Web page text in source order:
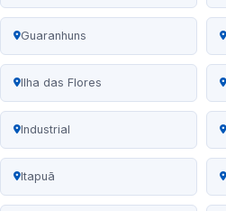
Guaranhuns
Ilha das Flores
Industrial
Itapuã